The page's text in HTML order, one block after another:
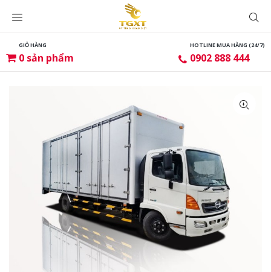
GIỎ HÀNG
0 sản phẩm
HOTLINE MUA HÀNG (24/7)
0902 888 444